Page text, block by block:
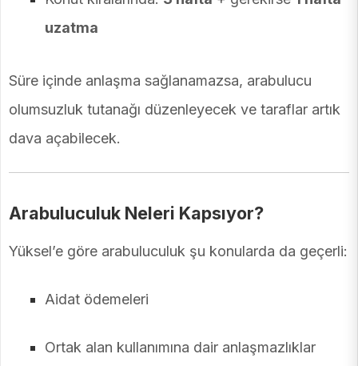
uzatma
Süre içinde anlaşma sağlanamazsa, arabulucu
olumsuzluk tutanağı düzenleyecek ve taraflar artık
dava açabilecek.
Arabuluculuk Neleri Kapsıyor?
Yüksel’e göre arabuluculuk şu konularda da geçerli:
Aidat ödemeleri
Ortak alan kullanımına dair anlaşmazlıklar